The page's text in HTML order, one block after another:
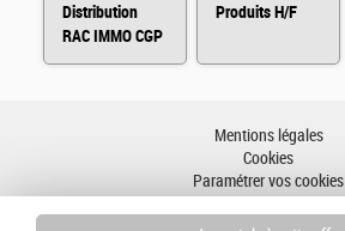
Distribution
RAC IMMO CGP
H/F
Produits H/F
Mentions légales
Cookies
Paramétrer vos cookies
Plan du site